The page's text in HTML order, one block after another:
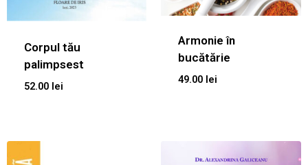
Corpul tău
palimpsest
52.00 lei
Armonie în
bucătărie
49.00 lei